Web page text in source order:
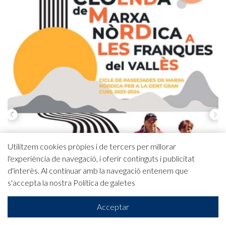
Utilitzem cookies pròpies i de tercers per millorar
l'experiència de navegació, i oferir continguts i publicitat
d'interès. Al continuar amb la navegació entenem que
s'accepta la nostra Política de galetes
Acceptar